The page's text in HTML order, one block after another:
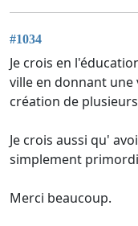
#1034
Je crois en
ville en donnant
création de
Je crois aussi qu'
simplement
Merci beaucoup.